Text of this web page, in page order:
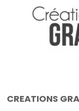
CREATIONS